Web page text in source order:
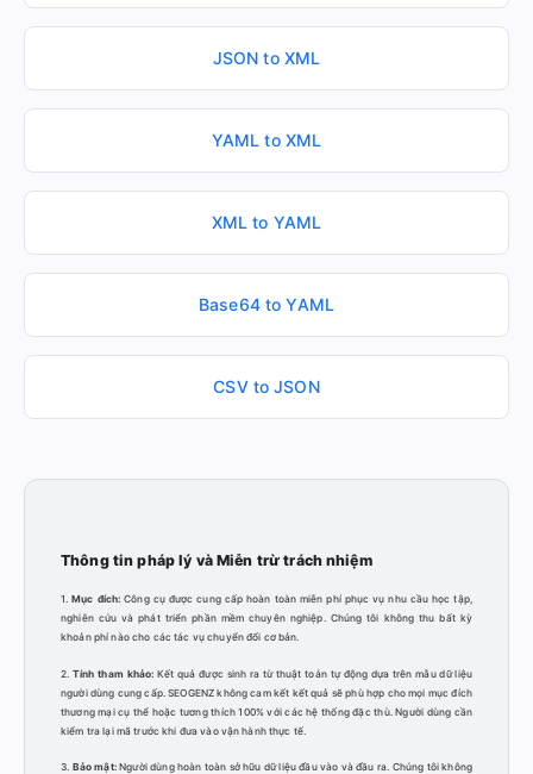
JSON to XML
YAML to XML
XML to YAML
Base64 to YAML
CSV to JSON
Thông tin pháp lý và Miễn trừ trách nhiệm
1.Mục đích: Công cụ được cung cấp hoàn toàn miễn phí phục vụ nhu cầu học tập,
nghiên cứu và phát triển phần mềm chuyên nghiệp. Chúng tôi không thu bất kỳ
khoản phí nào cho các tác vụ chuyển đổi cơ bản.
2.Tính tham khảo: Kết quả được sinh ra từ thuật toán tự động dựa trên mẫu dữ liệu
người dùng cung cấp. SEOGENZ không cam kết kết quả sẽ phù hợp cho mọi mục đích
thương mại cụ thể hoặc tương thích 100% với các hệ thống đặc thù. Người dùng cần
kiểm tra lại mã trước khi đưa vào vận hành thực tế.
3. Bảo mật:Người dùng hoàn toàn sở hữu dữ liệu đầu vào và đầu ra. Chúng tôi không